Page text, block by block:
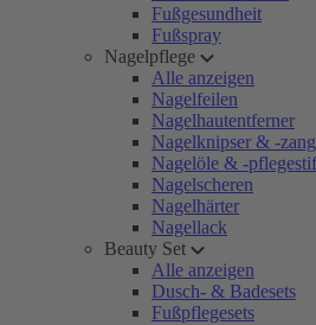
Fußgesundheit
Fußspray
Nagelpflege
Alle anzeigen
Nagelfeilen
Nagelhautentferner
Nagelknipser & -
Nagelöle & -
Nagelscheren
Nagelhärter
Nagellack
Beauty Set
Alle anzeigen
Dusch- & Badesets
Fußpflegesets